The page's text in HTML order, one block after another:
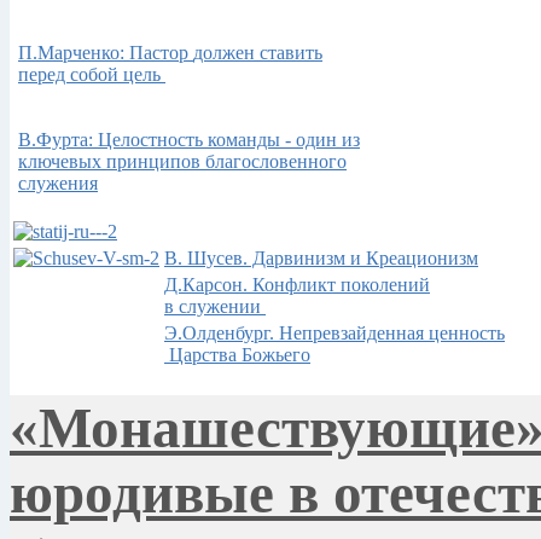
П.Марченко: Пастор должен ставить
перед собой цель
В.Фурта: Целостность команды - один из
ключевых принципов благословенного
служения
В. Шусев. Дарвинизм и Креационизм
Д.Карсон. Конфликт поколений
в служении
Э.Олденбург. Непревзайденная ценность
Царства Божьего
юродивые в